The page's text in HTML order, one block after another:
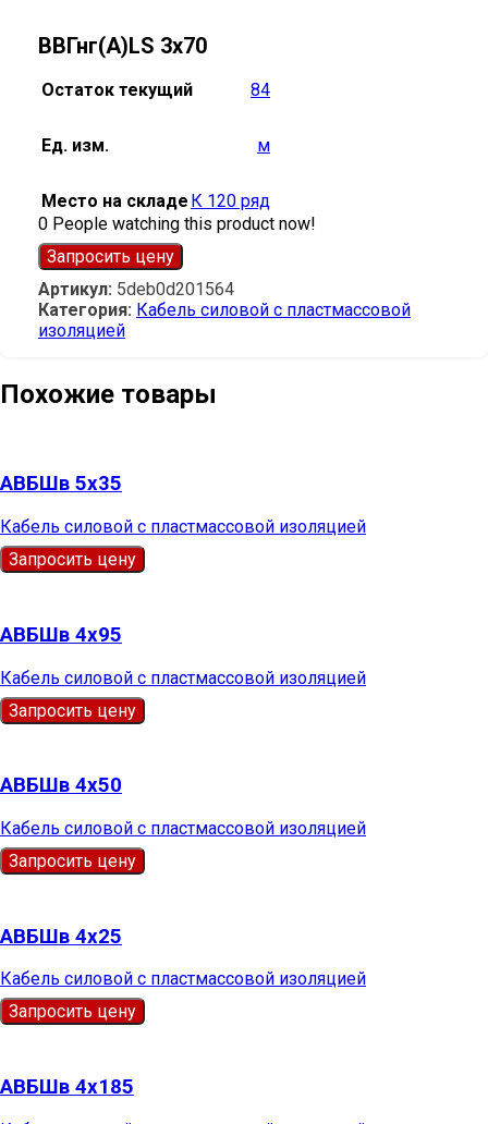
ВВГнг(А)LS 3х70
Остаток текущий 84
Ед. изм. м
Место на складе К 120 ряд
0 People watching this product now!
Запросить цену
Артикул: 5deb0d201564
Категория: Кабель силовой с пластмассовой
изоляцией
Похожие товары
АВБШв 5х35
Кабель силовой с пластмассовой изоляцией
Запросить цену
АВБШв 4х95
Кабель силовой с пластмассовой изоляцией
Запросить цену
АВБШв 4х50
Кабель силовой с пластмассовой изоляцией
Запросить цену
АВБШв 4х25
Кабель силовой с пластмассовой изоляцией
Запросить цену
АВБШв 4х185